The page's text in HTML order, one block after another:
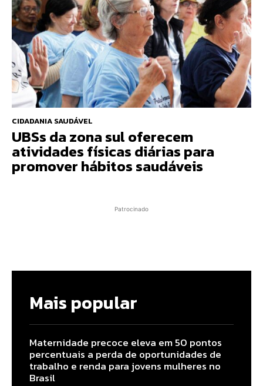
CIDADANIA SAUDÁVEL
UBSs da zona sul oferecem
atividades físicas diárias para
promover hábitos saudáveis
Patrocinado
Mais popular
Maternidade precoce eleva em 50 pontos
percentuais a perda de oportunidades de
trabalho e renda para jovens mulheres no
Brasil